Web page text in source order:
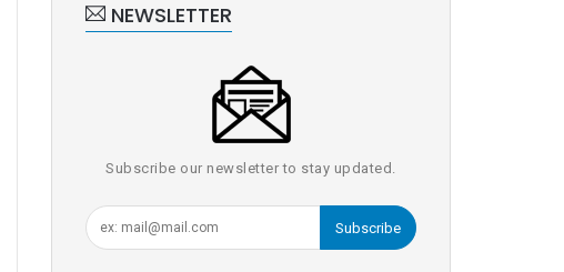
NEWSLETTER
Subscribe our newsletter to stay updated.
Subscribe